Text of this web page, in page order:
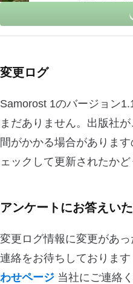
変更ログ
Samorost 1のバージョン
まだありません。出版社
間がかかる場合がありま
ェックして更新されたかど
アンケートにお答えい
変更ログ情報に変更があ
連絡をお待ちしております
わせページ 当社にご連絡く